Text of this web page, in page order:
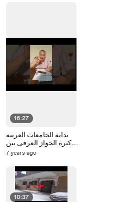
16:27
بداية الجامعات العربيه
وكثرة الجواز العرفى بين
الطلبه
7 years ago
10:37